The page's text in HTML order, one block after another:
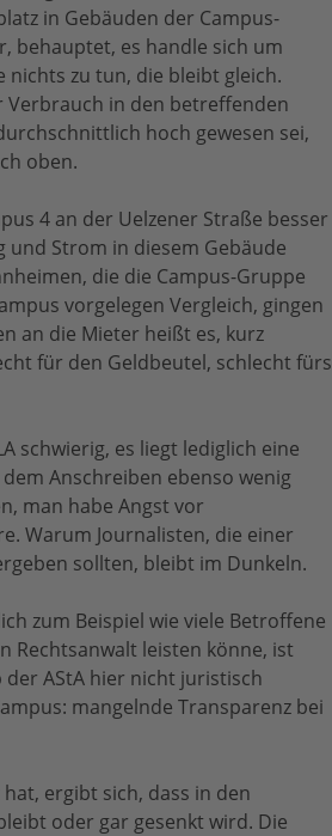
in Gebäuden der Campus-
behauptet, es handle sich um
nichts zu tun, die bleibt gleich.
Verbrauch in den betreffenden
hoch gewesen sei,
oben.
4 an der Uelzener Straße besser
Strom in diesem Gebäude
die die Campus-Gruppe
vorgelegen Vergleich, gingen
an die Mieter heißt es, kurz
für den Geldbeutel, schlecht fürs
schwierig, es liegt lediglich eine
Anschreiben ebenso wenig
man habe Angst vor
Warum Journalisten, die einer
sollten, bleibt im Dunkeln.
zum Beispiel wie viele Betroffene
Rechtsanwalt leisten könne, ist
AStA hier nicht juristisch
mangelnde Transparenz bei
ergibt sich, dass in den
oder gar gesenkt wird. Die